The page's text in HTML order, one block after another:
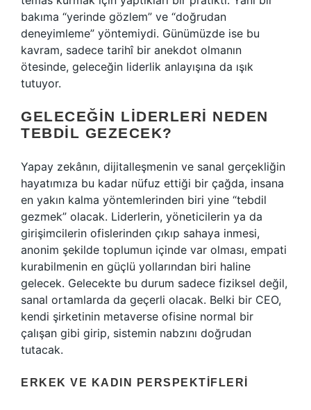
bakıma “yerinde gözlem” ve “doğrudan
deneyimleme” yöntemiydi. Günümüzde ise bu
kavram, sadece tarihî bir anekdot olmanın
ötesinde, geleceğin liderlik anlayışına da ışık
tutuyor.
GELECEĞIN LIDERLERI NEDEN
TEBDIL GEZECEK?
Yapay zekânın, dijitalleşmenin ve sanal gerçekliğin
hayatımıza bu kadar nüfuz ettiği bir çağda, insana
en yakın kalma yöntemlerinden biri yine “tebdil
gezmek” olacak. Liderlerin, yöneticilerin ya da
girişimcilerin ofislerinden çıkıp sahaya inmesi,
anonim şekilde toplumun içinde var olması, empati
kurabilmenin en güçlü yollarından biri haline
gelecek. Gelecekte bu durum sadece fiziksel değil,
sanal ortamlarda da geçerli olacak. Belki bir CEO,
kendi şirketinin metaverse ofisine normal bir
çalışan gibi girip, sistemin nabzını doğrudan
tutacak.
ERKEK VE KADIN PERSPEKTIFLERI